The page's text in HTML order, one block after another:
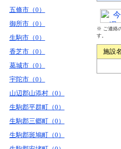
五條市（0）
御所市（0）
生駒市（0）
香芝市（0）
葛城市（0）
宇陀市（0）
山辺郡山添村（0）
生駒郡平群町（0）
生駒郡三郷町（0）
生駒郡斑鳩町（0）
※ ご連絡
す。
施設名